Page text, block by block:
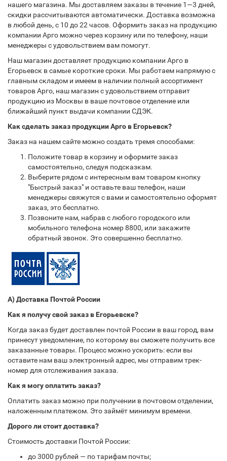
нашего магазина. Мы доставляем заказы в течение 1—3 дней,
скидки рассчитываются автоматически. Доставка возможна
в любой день, с 10 до 22 часов. Оформить заказ на продукцию
компании Арго можно через корзину или по телефону, наши
менеджеры с удовольствием вам помогут.
Наш магазин доставляет продукцию компании Арго в
Егорьевск в самые короткие сроки. Мы работаем напрямую с
главным складом и имеем в наличии полный ассортимент
товаров Арго, наш магазин с удовольствием отправит
продукцию из Москвы в ваше почтовое отделение или
ближайший пункт выдачи компании СДЭК.
Как сделать заказ продукции Арго в Егорьевск?
Заказ на нашем сайте можно создать тремя способами:
Положите товар в корзину и оформите заказ
самостоятельно, следуя подсказкам.
Выберите рядом с интересным вам товаром кнопку
"Быстрый заказ" и оставьте ваш телефон, наши
менеджеры свяжутся с вами и самостоятельно оформят
заказ, это бесплатно.
Позвоните нам, набрав с любого городского или
мобильного телефона номер 8800, или закажите
обратный звонок. Это совершенно бесплатно.
А) Доставка Почтой России
Как я получу свой заказ в Егорьевске?
Когда заказ будет доставлен почтой России в ваш город, вам
принесут уведомление, по которому вы сможете получить все
заказанные товары. Процесс можно ускорить: если вы
оставите нам ваш электронный адрес, мы отправим трек-
номер для отслеживания заказа.
Как я могу оплатить заказ?
Оплатить заказ можно при получении в почтовом отделении,
наложенным платежом. Это займёт минимум времени.
Дорого ли стоит доставка?
Стоимость доставки Почтой России:
до 3000 рублей — по тарифам почты;